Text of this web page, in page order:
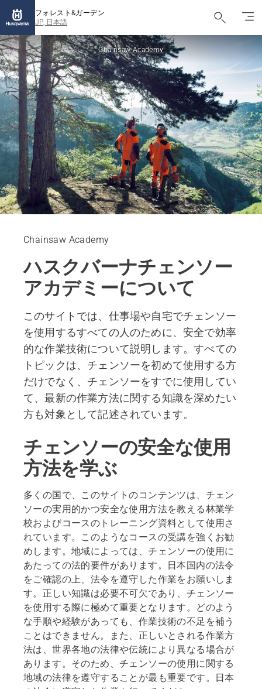
フォレスト&ガーデン
JP, 日本語
Chainsaw Academy
Chainsaw Academy
ハスクバーナチェンソー
アカデミーについて
このサイトでは、仕事場や自宅でチェンソー
を使用するすべての人のために、安全で効率
的な作業技術について説明します。すべての
トピックは、チェンソーを初めて使用する方
だけでなく、チェンソーをすでに使用してい
て、最新の作業方法に関する知識を深めたい
方も対象として記述されています。
チェンソーの安全な使用
方法を学ぶ
多くの国で、このサイトのコンテンツは、チェン
ソーの実用的かつ安全な使用方法を教える林業学
校およびコースのトレーニング資料として使用さ
れています。このようなコースの受講を強くお勧
めします。地域によっては、チェンソーの使用に
あたっての法的要件があります。日本国内の法令
をご確認の上、法令を遵守した作業をお願いしま
す。正しい知識は必要不可欠であり、チェンソー
を使用する際に極めて重要となります。どのよう
な手順や経験があっても、作業技術の不足を補う
ことはできません。また、正しいとされる作業方
法は、世界各地の法律や伝統により異なる場合が
あります。そのため、チェンソーの使用に関する
地域の法律を遵守することが最も重要です。日本